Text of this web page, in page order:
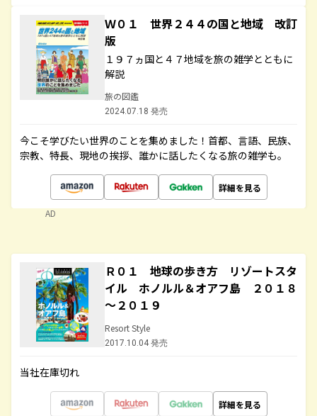
Ｗ０１ 世界２４４の国と地域 改訂
版
１９７ヵ国と４７地域を旅の雑学とともに
解説
旅の図鑑
2024.07.18 発売
今こそ学びたい世界のことを集めました！首都、言語、民族、
宗教、特長、現地の挨拶、誰かに話したくなる旅の雑学も。
詳細を見る
AD
Ｒ０１ 地球の歩き方 リゾートスタ
イル ホノルル＆オアフ島 ２０１８
～２０１９
Resort Style
2017.10.04 発売
当社在庫切れ
詳細を見る